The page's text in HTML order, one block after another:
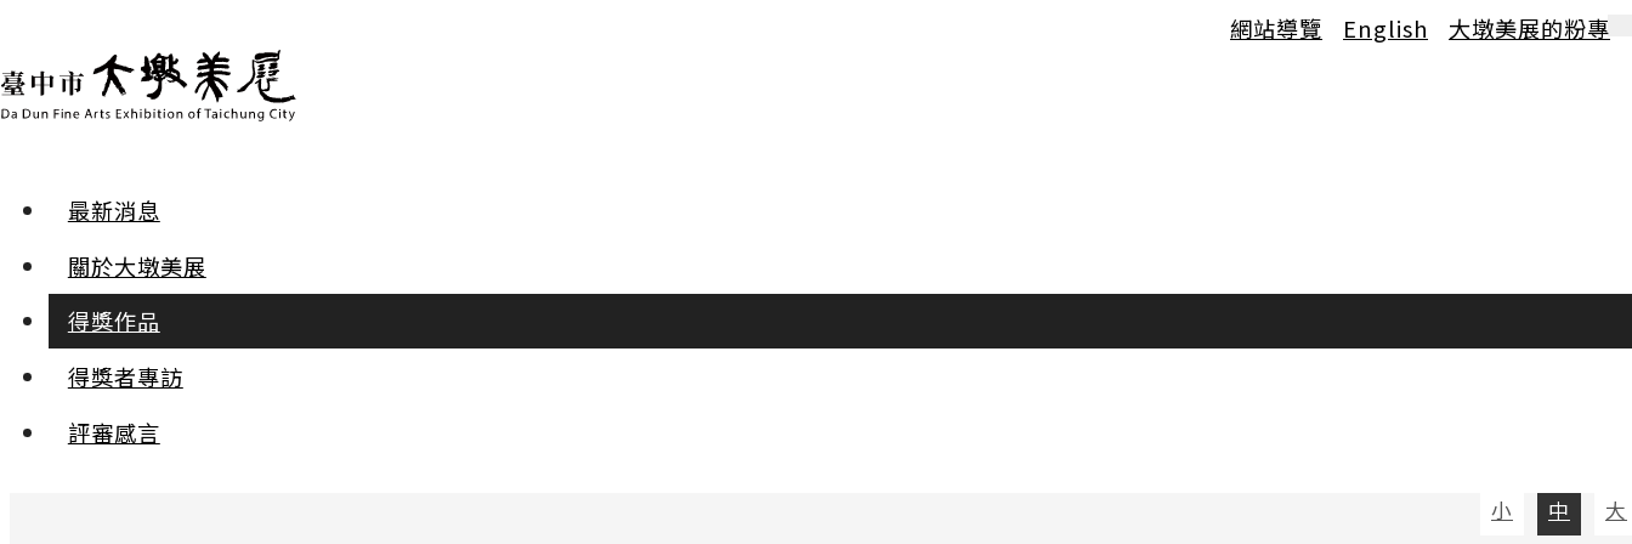
網站導覽 English 大墩美展的粉專
最新消息
關於大墩美展
得獎作品
得獎者專訪
評審感言
篆刻 | 入選
眾裏尋他千百度
小
中 大